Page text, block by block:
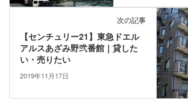
次の記事
【センチュリー21】東急ドエル
アルスあざみ野弐番館｜貸した
い・売りたい
2019年11月17日